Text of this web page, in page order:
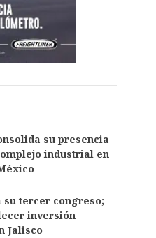
su presencia
industrial en
su tercer congreso;
inversión
Jalisco